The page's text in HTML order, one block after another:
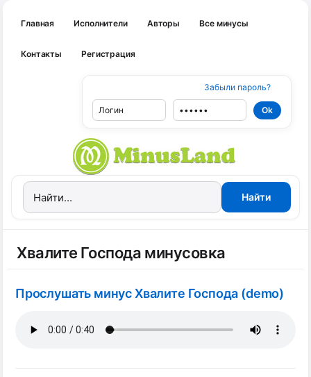
Главная Исполнители Авторы Все минусы
Контакты Регистрация
Забыли пароль?
Хвалите Господа минусовка
Прослушать минус Хвалите Господа (demo)